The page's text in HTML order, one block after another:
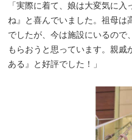
「実際に着て、娘は大変気に
ね』と喜んでいました。祖母は
でしたが、今は施設にいるので
もらおうと思っています。親
ある』と好評でした！」